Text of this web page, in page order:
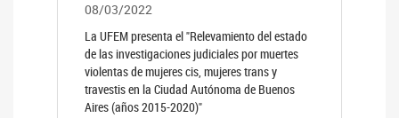
08/03/2022
La UFEM presenta el "Relevamiento del estado
de las investigaciones judiciales por muertes
violentas de mujeres cis, mujeres trans y
travestis en la Ciudad Autónoma de Buenos
Aires (años 2015-2020)"